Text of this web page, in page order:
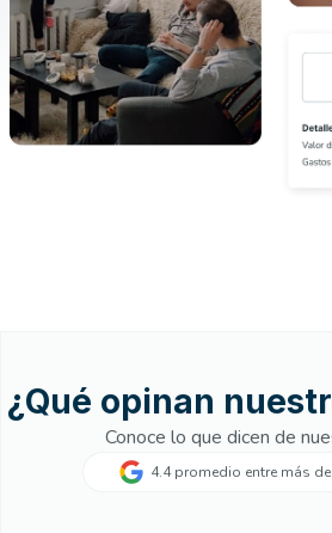
¿Qué opinan
Conoce lo que dicen de
4.4 promedio entre más